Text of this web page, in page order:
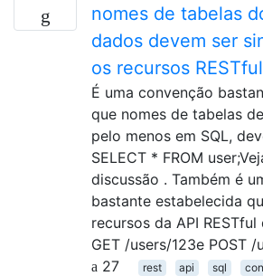
nomes de tabelas
dados devem ser
os recursos
É uma convenção
que nomes de tabelas
pelo menos em SQL,
SELECT * FROM
discussão . Também é
bastante estabelecida
recursos da API
GET /users/123e POST
27
rest api sql